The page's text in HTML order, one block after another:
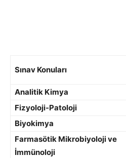
Sınav Konuları
Analitik Kimya
Fizyoloji-Patoloji
Biyokimya
Farmasötik Mikrobiyoloji ve
İmmünoloji